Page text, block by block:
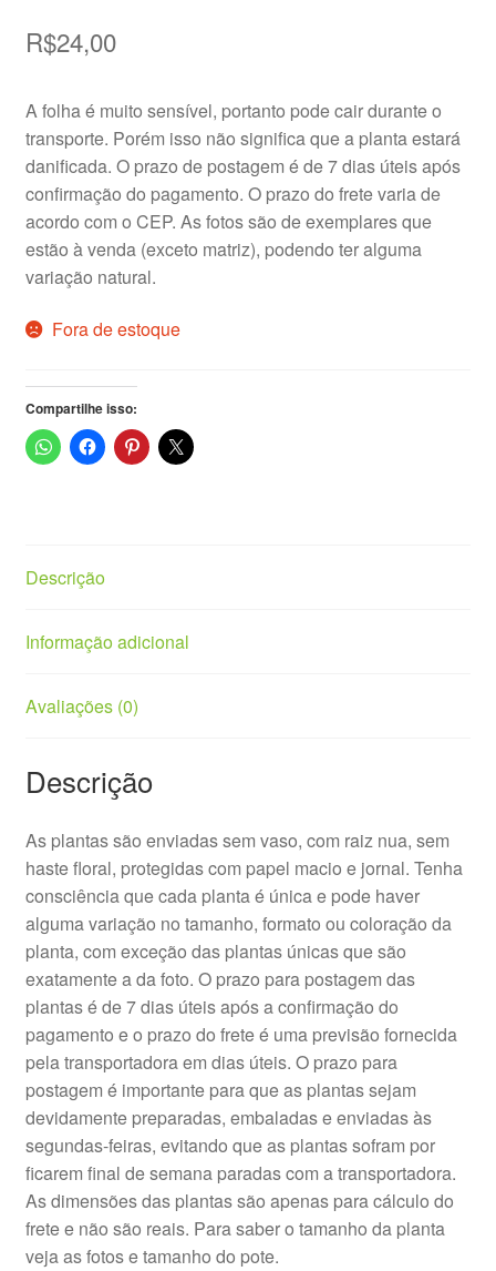
R$24,00
A folha é muito sensível, portanto pode cair durante o
transporte. Porém isso não significa que a planta estará
danificada. O prazo de postagem é de 7 dias úteis após
confirmação do pagamento. O prazo do frete varia de
acordo com o CEP. As fotos são de exemplares que
estão à venda (exceto matriz), podendo ter alguma
variação natural.
Fora de estoque
Compartilhe isso:
Descrição
Informação adicional
Avaliações (0)
Descrição
As plantas são enviadas sem vaso, com raiz nua, sem
haste floral, protegidas com papel macio e jornal. Tenha
consciência que cada planta é única e pode haver
alguma variação no tamanho, formato ou coloração da
planta, com exceção das plantas únicas que são
exatamente a da foto. O prazo para postagem das
plantas é de 7 dias úteis após a confirmação do
pagamento e o prazo do frete é uma previsão fornecida
pela transportadora em dias úteis. O prazo para
postagem é importante para que as plantas sejam
devidamente preparadas, embaladas e enviadas às
segundas-feiras, evitando que as plantas sofram por
ficarem final de semana paradas com a transportadora.
As dimensões das plantas são apenas para cálculo do
frete e não são reais. Para saber o tamanho da planta
veja as fotos e tamanho do pote.